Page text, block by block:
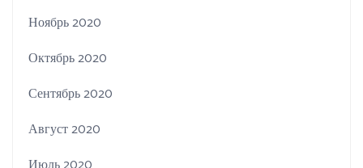
Ноябрь 2020
Октябрь 2020
Сентябрь 2020
Август 2020